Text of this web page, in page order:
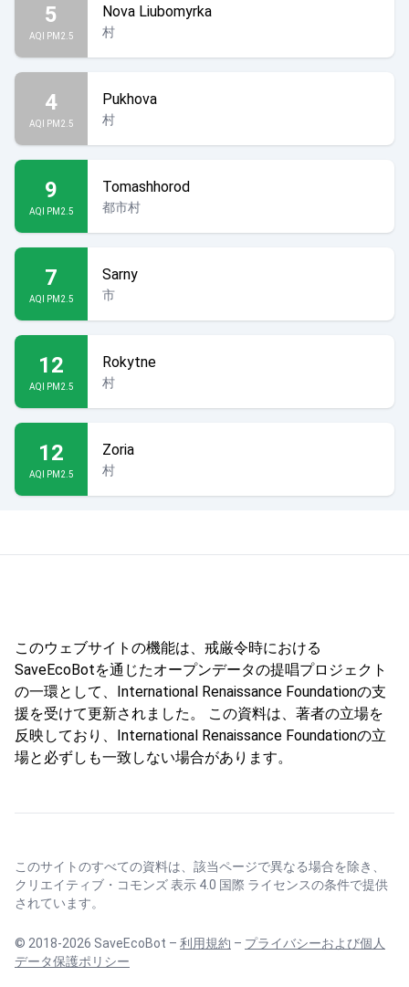
5
AQI PM2.5
Nova Liubomyrka
村
4
AQI PM2.5
Pukhova
村
9
AQI PM2.5
Tomashhorod
都市村
7
AQI PM2.5
Sarny
市
12
AQI PM2.5
Rokytne
村
12
AQI PM2.5
Zoria
村
このウェブサイトの機能は、戒厳令時における
SaveEcoBotを通じたオープンデータの提唱プロジェクト
の一環として、International Renaissance Foundationの支
援を受けて更新されました。 この資料は、著者の立場を
反映しており、International Renaissance Foundationの立
場と必ずしも一致しない場合があります。
このサイトのすべての資料は、該当ページで異なる場合を除き、
クリエイティブ・コモンズ 表示 4.0 国際 ライセンスの条件で提供
されています。
© 2018-2026 SaveEcoBot – 利用規約 – プライバシーおよび個人
データ保護ポリシー